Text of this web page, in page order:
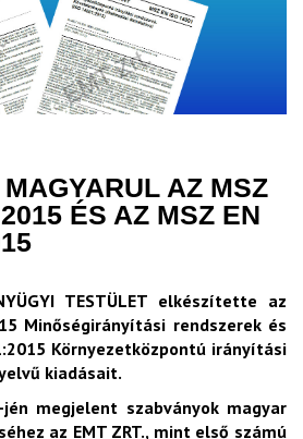
AZ MSZ
ÉS AZ MSZ EN
TESTÜLET elkészítette az
Minőségirányítási rendszerek és
Környezetközpontú irányítási
kiadásait.
megjelent szabványok magyar
az EMT ZRT., mint első számú